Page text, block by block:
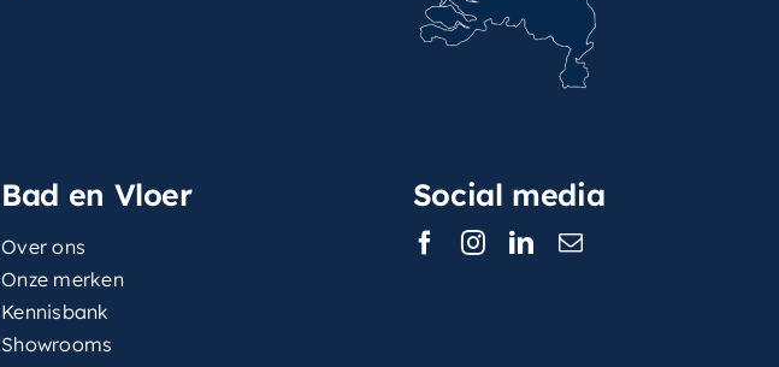
Bad en Vloer
Over ons
Onze merken
Kennisbank
Showrooms
Social media